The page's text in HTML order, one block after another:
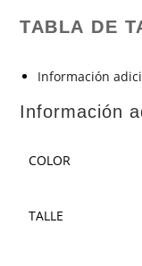
TABLA DE
Información
Información
COLOR
TALLE